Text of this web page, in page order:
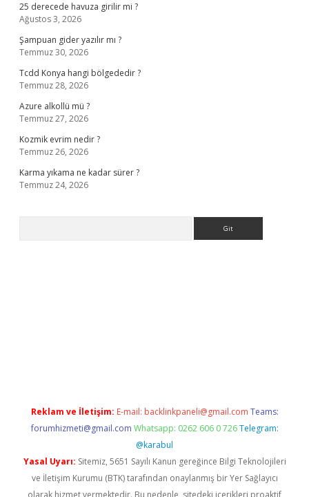
25 derecede havuza girilir mi ?
Ağustos 3, 2026
Şampuan gider yazılır mı ?
Temmuz 30, 2026
Tcdd Konya hangi bölgededir ?
Temmuz 28, 2026
Azure alkollü mü ?
Temmuz 27, 2026
Kozmik evrim nedir ?
Temmuz 26, 2026
Karma yıkama ne kadar sürer ?
Temmuz 24, 2026
Reklam ve İletişim: E-mail: backlinkpaneli@gmail.com Teams:
forumhizmeti@gmail.com Whatsapp: 0262 606 0 726 Telegram:
@karabul
Yasal Uyarı: Sitemiz, 5651 Sayılı Kanun gereğince Bilgi Teknolojileri
ve İletişim Kurumu (BTK) tarafından onaylanmış bir Yer Sağlayıcı
olarak hizmet vermektedir. Bu nedenle, sitedeki içerikleri proaktif